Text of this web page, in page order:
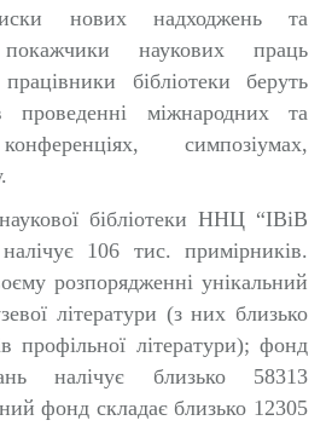
нових надходжень та
покажчики наукових праць
бібліотеки беруть
проведенні міжнародних та
симпозіумах,
бібліотеки ННЦ “ІВіВ
106 тис. примірників.
розпорядженні унікальний
літератури (з них близько
профільної літератури); фонд
налічує близько 58313
фонд складає близько 12305